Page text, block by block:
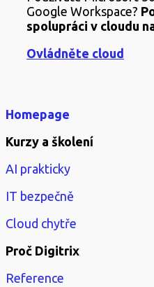
Google Workspace?
spolupráci v cloudu
Ovládněte cloud
Homepage
Kurzy a školení
AI prakticky
IT bezpečně
Cloud chytře
Proč Digitrix
Reference